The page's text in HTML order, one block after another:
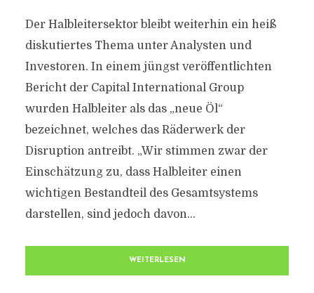
Der Halbleitersektor bleibt weiterhin ein heiß
diskutiertes Thema unter Analysten und
Investoren. In einem jüngst veröffentlichten
Bericht der Capital International Group
wurden Halbleiter als das „neue Öl“
bezeichnet, welches das Räderwerk der
Disruption antreibt. „Wir stimmen zwar der
Einschätzung zu, dass Halbleiter einen
wichtigen Bestandteil des Gesamtsystems
darstellen, sind jedoch davon...
WEITERLESEN